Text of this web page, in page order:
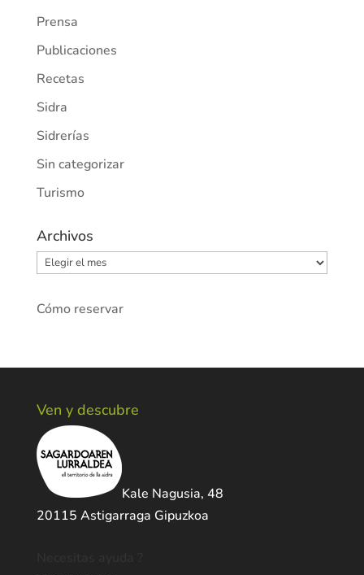
Prensa
Publicaciones
Recetas
Sidra
Sidrerías
Sin categorizar
Turismo
Archivos
Archivos
Cómo reservar
Ven y descubre
Kale Nagusia, 48
20115 Astigarraga Gipuzkoa